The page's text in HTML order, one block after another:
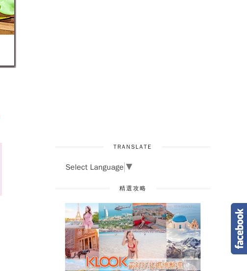
TRANSLATE
Select Language ▼
精選攻略